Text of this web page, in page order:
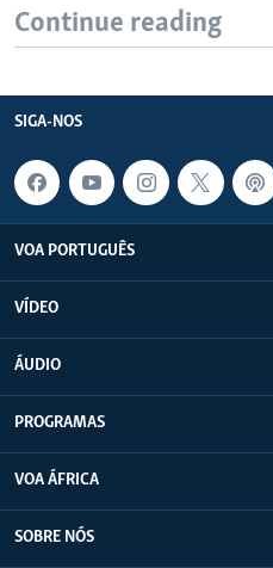
Continue reading
SIGA-NOS
VOA PORTUGUÊS
VÍDEO
ÁUDIO
PROGRAMAS
VOA ÁFRICA
SOBRE NÓS